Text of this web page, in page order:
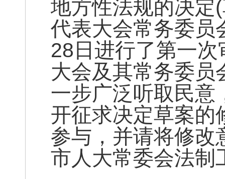
地方性法规的决定
代表大会常务委员
28日进行了第一
大会及其常务委员
一步广泛听取民意
开征求决定草案的
参与，并请将修改
市人大常委会法制